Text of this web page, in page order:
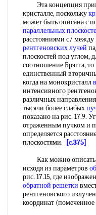
Эта концепция
кристалле, поскольку
может быть описана с
параллельных
расстояниями с/
рентгеновских лучей
плоскостей под углом,
соотношение Брэгга, то
единственный
когда на монокристалл
интенсивного
различных
тысячи более слабых
показано на рис. 17.9.
отраженным пучком и
определяется
плоскостями.
[c.375]
Как можно описать
исходя из параметров
рис. 17.15, где
обратной решетки
рентгеновского
координат (помеченное